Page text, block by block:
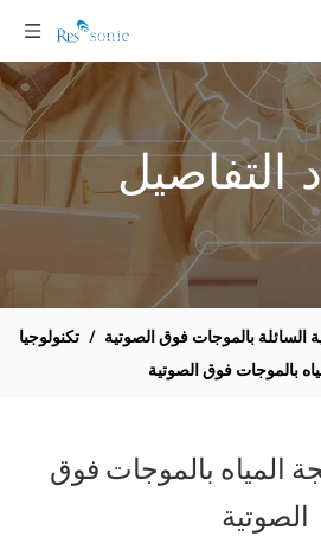
التفاصيل
السائلة بالموجات فوق الصوتية / تكنولوجيا
بالموجات فوق الصوتية
المياه بالموجات فوق
الصوتية